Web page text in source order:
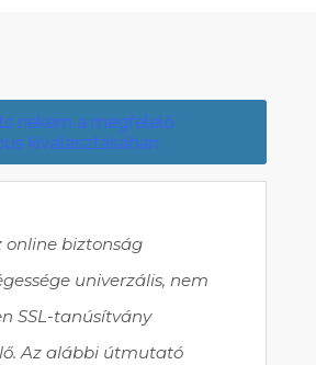
nekem a megfelelő
kiválasztásában
online biztonság
univerzális, nem
SSL-tanúsítvány
Az alábbi útmutató